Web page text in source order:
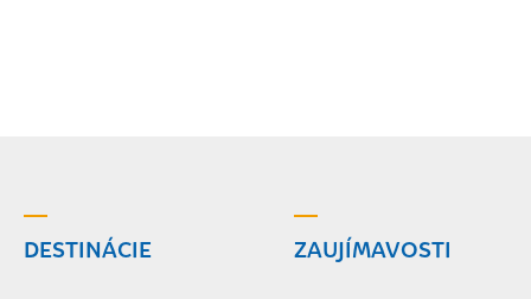
DESTINÁCIE ZAUJÍMAVOSTI